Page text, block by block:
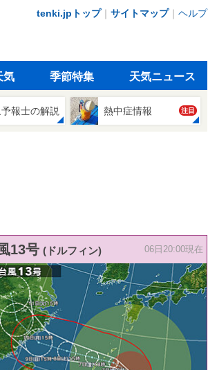
tenki.jpトップ｜ サイトマップ｜ ヘルプ
気 季節特集 天気ニュース
報士の解説 熱中症情報 注目
13号 (ドルフィン) 06日20:00現在